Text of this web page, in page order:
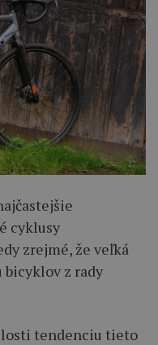
cyklusy
zrejmé, že veľká
bicyklov z rady
tendenciu tieto